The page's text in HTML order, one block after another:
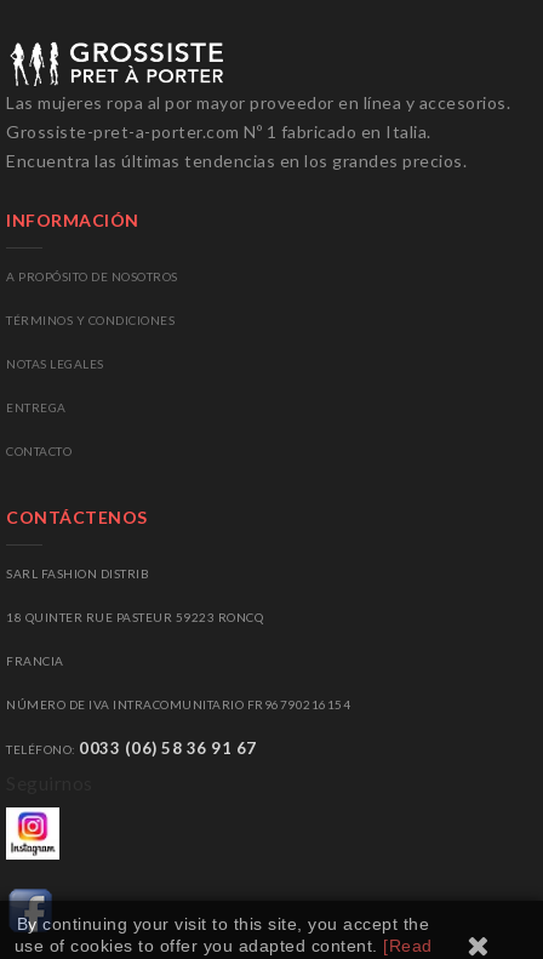
By continuing your visit to this site, you accept the
use of cookies to offer you adapted content.
[Read
Las mujeres ropa al por mayor proveedor en línea y accesorios.
Grossiste-pret-a-porter.com Nº 1 fabricado en Italia.
Encuentra las últimas tendencias en los grandes precios.
INFORMACIÓN
A PROPÓSITO DE NOSOTROS
TÉRMINOS Y CONDICIONES
NOTAS LEGALES
ENTREGA
CONTACTO
CONTÁCTENOS
SARL FASHION DISTRIB
18 QUINTER RUE PASTEUR 59223 RONCQ
FRANCIA
NÚMERO DE IVA INTRACOMUNITARIO FR96790216154
TELÉFONO: 0033 (06) 58 36 91 67